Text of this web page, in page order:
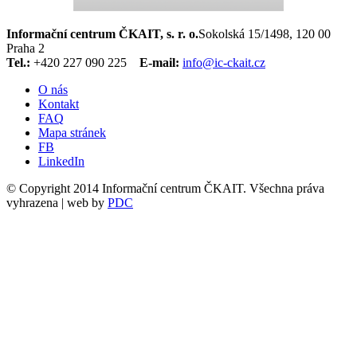
Informační centrum ČKAIT, s. r. o.Sokolská 15/1498, 120 00
Praha 2
Tel.: +420 227 090 225 E-mail: info@ic-ckait.cz
O nás
Kontakt
FAQ
Mapa stránek
FB
LinkedIn
© Copyright 2014 Informační centrum ČKAIT. Všechna práva
vyhrazena | web by PDC